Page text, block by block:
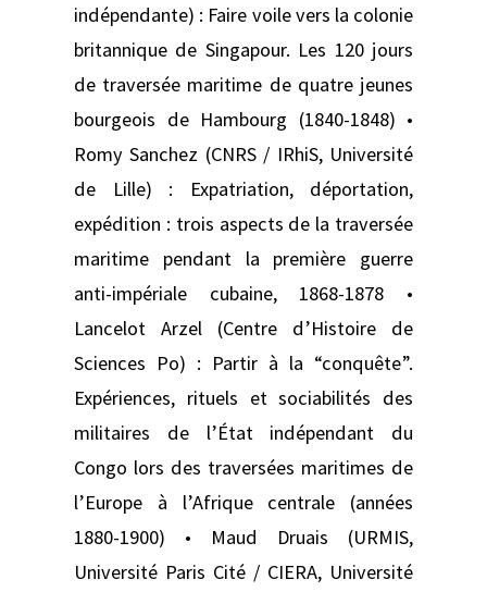
indépendante) : Faire voile vers la colonie
britannique de Singapour. Les 120 jours
de traversée maritime de quatre jeunes
bourgeois de Hambourg (1840-1848) •
Romy Sanchez (CNRS / IRhiS, Université
de Lille) : Expatriation, déportation,
expédition : trois aspects de la traversée
maritime pendant la première guerre
anti-impériale cubaine, 1868-1878 •
Lancelot Arzel (Centre d’Histoire de
Sciences Po) : Partir à la “conquête”.
Expériences, rituels et sociabilités des
militaires de l’État indépendant du
Congo lors des traversées maritimes de
l’Europe à l’Afrique centrale (années
1880-1900) • Maud Druais (URMIS,
Université Paris Cité / CIERA, Université